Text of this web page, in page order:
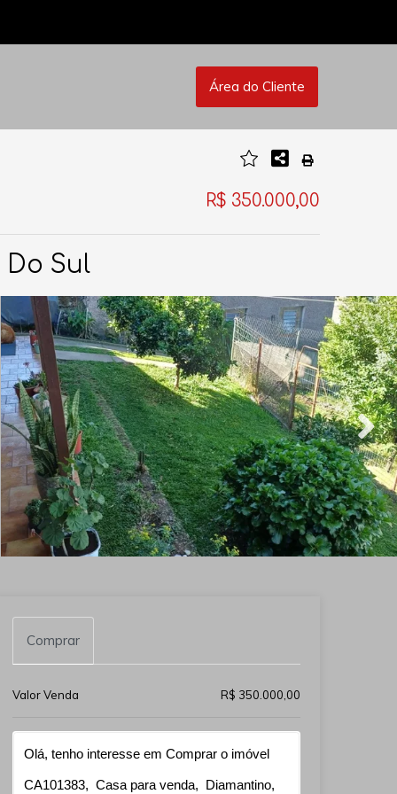
Área do Cliente
R$ 350.000,00
Sul
Comprar
Valor Venda R$ 350.000,00